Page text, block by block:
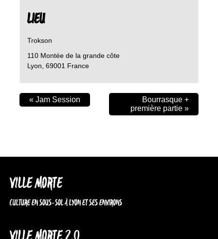
LIEU
Trokson
110 Montée de la grande côte
Lyon 69001 France
« Jam Session
Bourrasque +
première partie »
VILLE MORTE
CULTURE EN SOUS-SOL À LYON ET SES ENVIRONS